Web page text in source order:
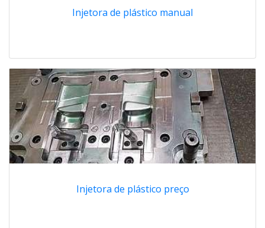
Injetora de plástico manual
Injetora de plástico preço